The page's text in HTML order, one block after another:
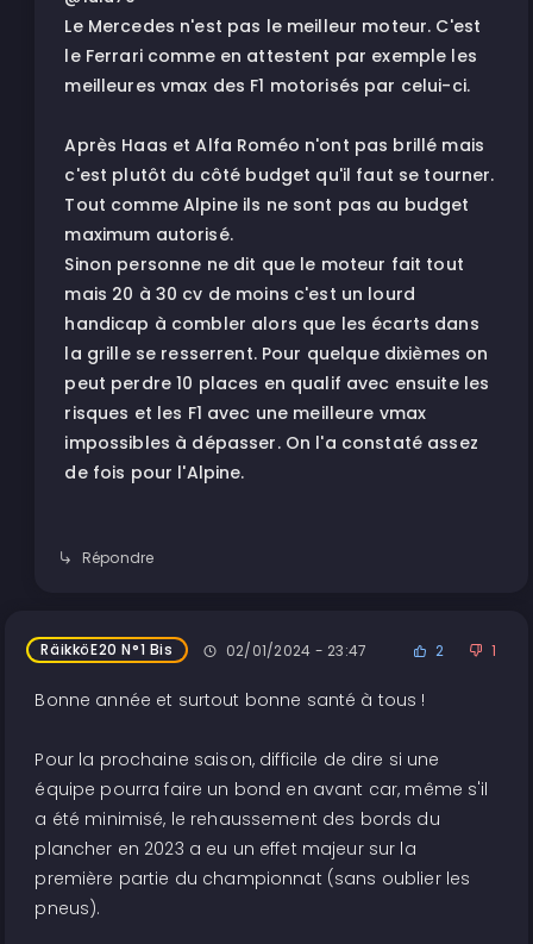
Le Mercedes n'est pas le meilleur moteur. C'est
le Ferrari comme en attestent par exemple les
meilleures vmax des F1 motorisés par celui-ci.
Après Haas et Alfa Roméo n'ont pas brillé mais
c'est plutôt du côté budget qu'il faut se tourner.
Tout comme Alpine ils ne sont pas au budget
maximum autorisé.
Sinon personne ne dit que le moteur fait tout
mais 20 à 30 cv de moins c'est un lourd
handicap à combler alors que les écarts dans
la grille se resserrent. Pour quelque dixièmes on
peut perdre 10 places en qualif avec ensuite les
risques et les F1 avec une meilleure vmax
impossibles à dépasser. On l'a constaté assez
de fois pour l'Alpine.
Répondre
RäikköE20 N°1 Bis 02/01/2024 - 23:47 2 1
Bonne année et surtout bonne santé à tous !
Pour la prochaine saison, difficile de dire si une
équipe pourra faire un bond en avant car, même s'il
a été minimisé, le rehaussement des bords du
plancher en 2023 a eu un effet majeur sur la
première partie du championnat (sans oublier les
pneus).